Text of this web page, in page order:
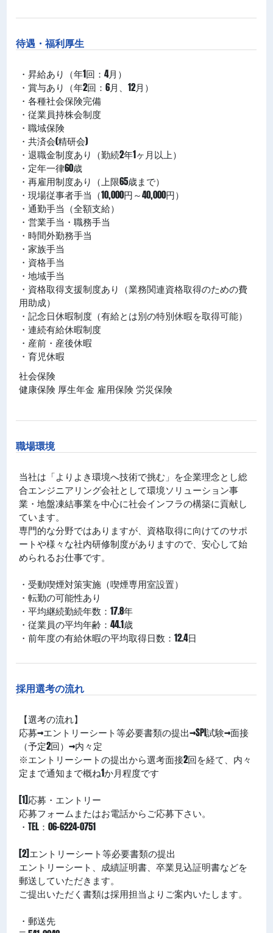
待遇・福利厚生
・昇給あり（年1回：4月）
・賞与あり（年2回：6月、12月）
・各種社会保険完備
・従業員持株会制度
・職域保険
・共済会(精研会)
・退職金制度あり（勤続2年1ヶ月以上）
・定年一律60歳
・再雇用制度あり（上限65歳まで）
・現場従事者手当（10,000円～40,000円）
・通勤手当（全額支給）
・営業手当・職務手当
・時間外勤務手当
・家族手当
・資格手当
・地域手当
・資格取得支援制度あり（業務関連資格取得のための費
⽤助成）
・記念日休暇制度（有給とは別の特別休暇を取得可能）
・連続有給休暇制度
・産前・産後休暇
・育児休暇
社会保険
健康保険 厚生年金 雇用保険 労災保険
職場環境
当社は「よりよき環境へ技術で挑む」を企業理念とし総
合エンジニアリング会社として環境ソリューション事
業・地盤凍結事業を中心に社会インフラの構築に貢献し
ています。
専門的な分野ではありますが、資格取得に向けてのサポ
ートや様々な社内研修制度がありますので、安心して始
められるお仕事です。
・受動喫煙対策実施（喫煙専用室設置）
・転勤の可能性あり
・平均継続勤続年数：17.8年
・従業員の平均年齢：44.1歳
・前年度の有給休暇の平均取得日数：12.4日
採用選考の流れ
【選考の流れ】
応募→エントリーシート等必要書類の提出→SPI試験→面接
（予定2回）→内々定
※エントリーシートの提出から選考面接2回を経て、内々
定まで通知まで概ね1か⽉程度です
[1]応募・エントリー
応募フォームまたはお電話からご応募下さい。
・TEL：06-6224-0751
[2]エントリーシート等必要書類の提出
エントリーシート、成績証明書、卒業⾒込証明書などを
郵送していただきます。
ご提出いただく書類は採用担当よりご案内いたします。
・郵送先